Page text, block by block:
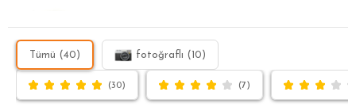
Tümü (40) fotoğraflı (10)
(30) (7)